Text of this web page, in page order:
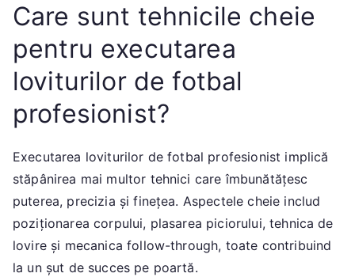
Care sunt tehnicile cheie
pentru executarea
loviturilor de fotbal
profesionist?
Executarea loviturilor de fotbal profesionist implică
stăpânirea mai multor tehnici care îmbunătățesc
puterea, precizia și finețea. Aspectele cheie includ
poziționarea corpului, plasarea piciorului, tehnica de
lovire și mecanica follow-through, toate contribuind
la un șut de succes pe poartă.